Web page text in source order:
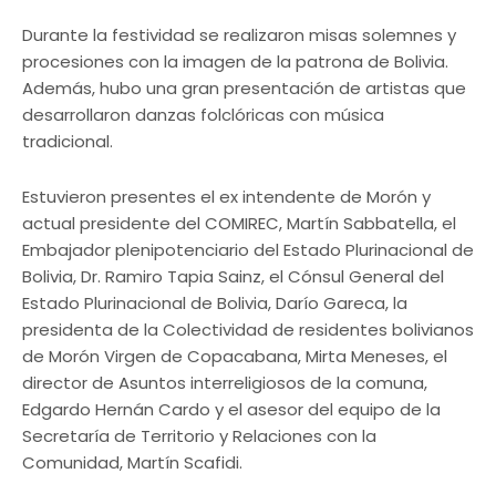
Durante la festividad se realizaron misas solemnes y
procesiones con la imagen de la patrona de Bolivia.
Además, hubo una gran presentación de artistas que
desarrollaron danzas folclóricas con música
tradicional.
Estuvieron presentes el ex intendente de Morón y
actual presidente del COMIREC, Martín Sabbatella, el
Embajador plenipotenciario del Estado Plurinacional de
Bolivia, Dr. Ramiro Tapia Sainz, el Cónsul General del
Estado Plurinacional de Bolivia, Darío Gareca, la
presidenta de la Colectividad de residentes bolivianos
de Morón Virgen de Copacabana, Mirta Meneses, el
director de Asuntos interreligiosos de la comuna,
Edgardo Hernán Cardo y el asesor del equipo de la
Secretaría de Territorio y Relaciones con la
Comunidad, Martín Scafidi.